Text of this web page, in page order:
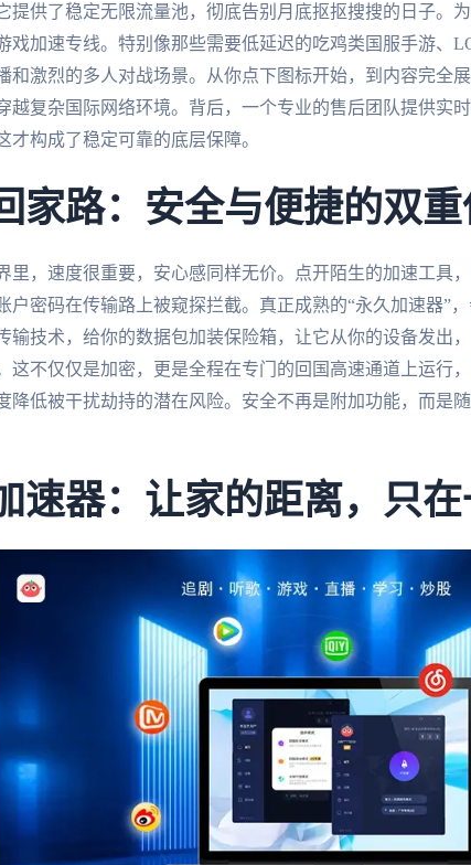
提供了稳定无限流量池，彻底告别月底抠抠搜搜的日子。
戏加速专线。特别像那些需要低延迟的吃鸡类国服手游、
和激烈的多人对战场景。从你点下图标开始，到内容完全
越复杂国际网络环境。背后，一个专业的售后团队提供实
才构成了稳定可靠的底层保障。
家路：安全与便捷的双
里，速度很重要，安心感同样无价。点开陌生的加速工具
户密码在传输路上被窥探拦截。真正成熟的“永久加速器”
输技术，给你的数据包加装保险箱，让它从你的设备发出
这不仅仅是加密，更是全程在专门的回国高速通道上运行
降低被干扰劫持的潜在风险。安全不再是附加功能，而是
速器：让家的距离，只